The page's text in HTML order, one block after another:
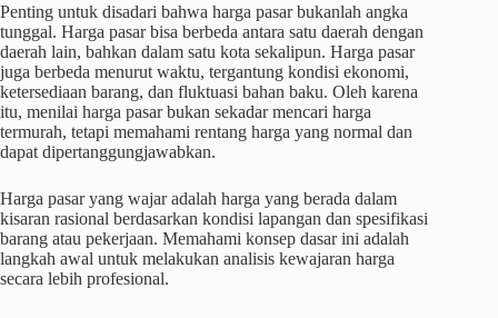
Penting untuk disadari bahwa harga pasar bukanlah angka
tunggal. Harga pasar bisa berbeda antara satu daerah dengan
daerah lain, bahkan dalam satu kota sekalipun. Harga pasar
juga berbeda menurut waktu, tergantung kondisi ekonomi,
ketersediaan barang, dan fluktuasi bahan baku. Oleh karena
itu, menilai harga pasar bukan sekadar mencari harga
termurah, tetapi memahami rentang harga yang normal dan
dapat dipertanggungjawabkan.
Harga pasar yang wajar adalah harga yang berada dalam
kisaran rasional berdasarkan kondisi lapangan dan spesifikasi
barang atau pekerjaan. Memahami konsep dasar ini adalah
langkah awal untuk melakukan analisis kewajaran harga
secara lebih profesional.